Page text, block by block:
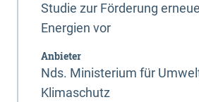
Studie zur Förderung
Energien vor
Anbieter
Nds. Ministerium für
Klimaschutz